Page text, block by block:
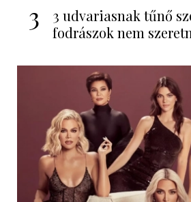
3
3 udvariasnak tűnő
fodrászok nem